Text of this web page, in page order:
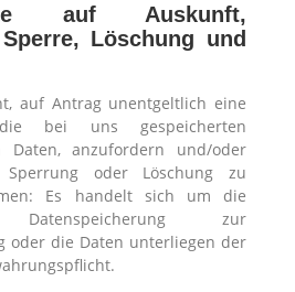
auf Auskunft,
Löschung und
auf Antrag unentgeltlich eine
bei uns gespeicherten
Daten, anzufordern und/oder
Sperrung oder Löschung zu
Es handelt sich um die
Datenspeicherung zur
oder die Daten unterliegen der